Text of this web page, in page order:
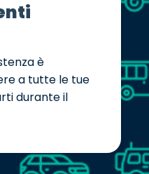
è
a tutte le tue
durante il